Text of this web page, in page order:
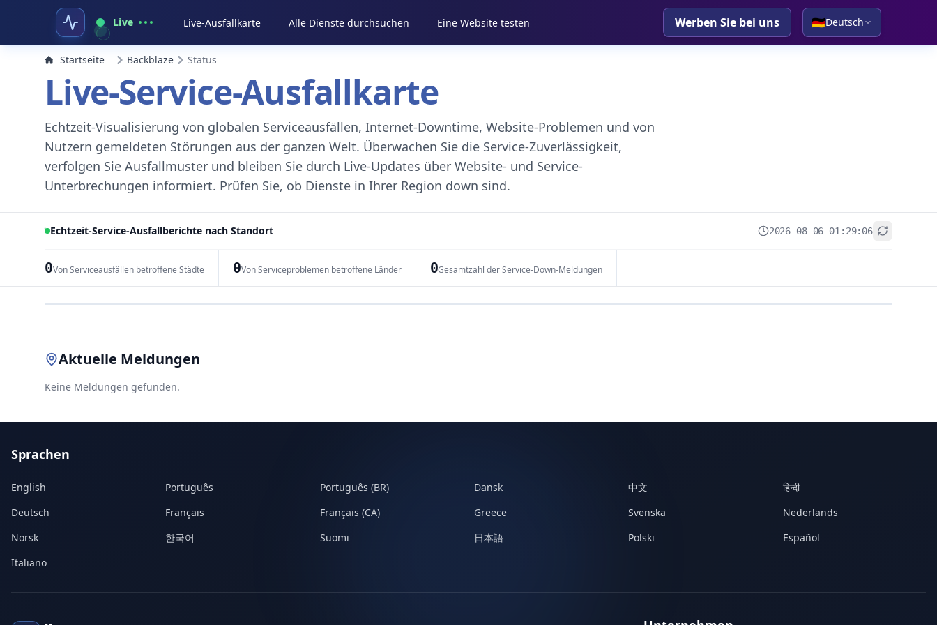
Live Live-Ausfallkarte Alle Dienste durchsuchen Eine Website testen Werben Sie bei uns 🇩🇪Deutsch
Startseite Backblaze Status
Live-Service-Ausfallkarte
Echtzeit-Visualisierung von globalen Serviceausfällen, Internet-Downtime, Website-Problemen und von
Nutzern gemeldeten Störungen aus der ganzen Welt. Überwachen Sie die Service-Zuverlässigkeit,
verfolgen Sie Ausfallmuster und bleiben Sie durch Live-Updates über Website- und Service-
Unterbrechungen informiert. Prüfen Sie, ob Dienste in Ihrer Region down sind.
Echtzeit-Service-Ausfallberichte nach Standort 2026-08-06 01:29:06
0Von Serviceausfällen betroffene Städte 0Von Serviceproblemen betroffene Länder 0Gesamtzahl der Service-Down-Meldungen
Aktuelle Meldungen
Keine Meldungen gefunden.
Sprachen
English Português Português (BR) Dansk 中文
हिन्दी
Deutsch
Français Français (CA) Greece Svenska
Nederlands
Norsk
한국어 Suomi 日本語 Polski
Español
Italiano